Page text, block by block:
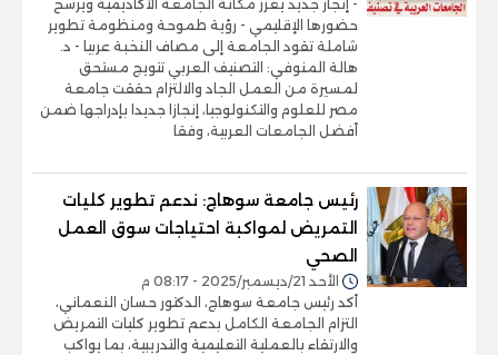
- إنجاز جديد يعزز مكانة الجامعة الأكاديمية ويرسخ
حضورها الإقليمي - رؤية طموحة ومنظومة تطوير
شاملة تقود الجامعة إلى مصاف النخبة عربيا - د.
هالة المنوفي: التصنيف العربي تتويج مستحق
لمسيرة من العمل الجاد والالتزام حققت جامعة
مصر للعلوم والتكنولوجيا، إنجازا جديدا بإدراجها ضمن
أفضل الجامعات العربية، وفقا
رئيس جامعة سوهاج: ندعم تطوير كليات
التمريض لمواكبة احتياجات سوق العمل
الصحي
الأحد 21/ديسمبر/2025 - 08:17 م
أكد رئيس جامعة سوهاج، الدكتور حسان النعماني،
التزام الجامعة الكامل بدعم تطوير كليات التمريض
والارتقاء بالعملية التعليمية والتدريبية، بما يواكب